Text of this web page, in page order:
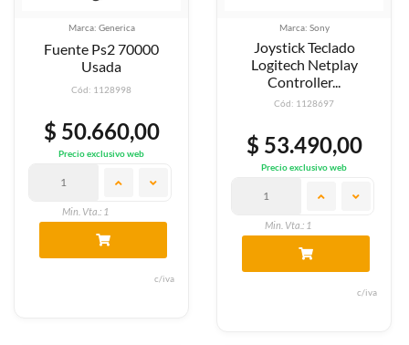
Marca: Generica
Fuente Ps2 70000
Usada
Cód: 1128998
$ 50.660,00
Precio exclusivo web
Min. Vta.: 1
c/iva
Marca: Sony
Joystick Teclado
Logitech Netplay
Controller...
Cód: 1128697
$ 53.490,00
Precio exclusivo web
Min. Vta.: 1
c/iva